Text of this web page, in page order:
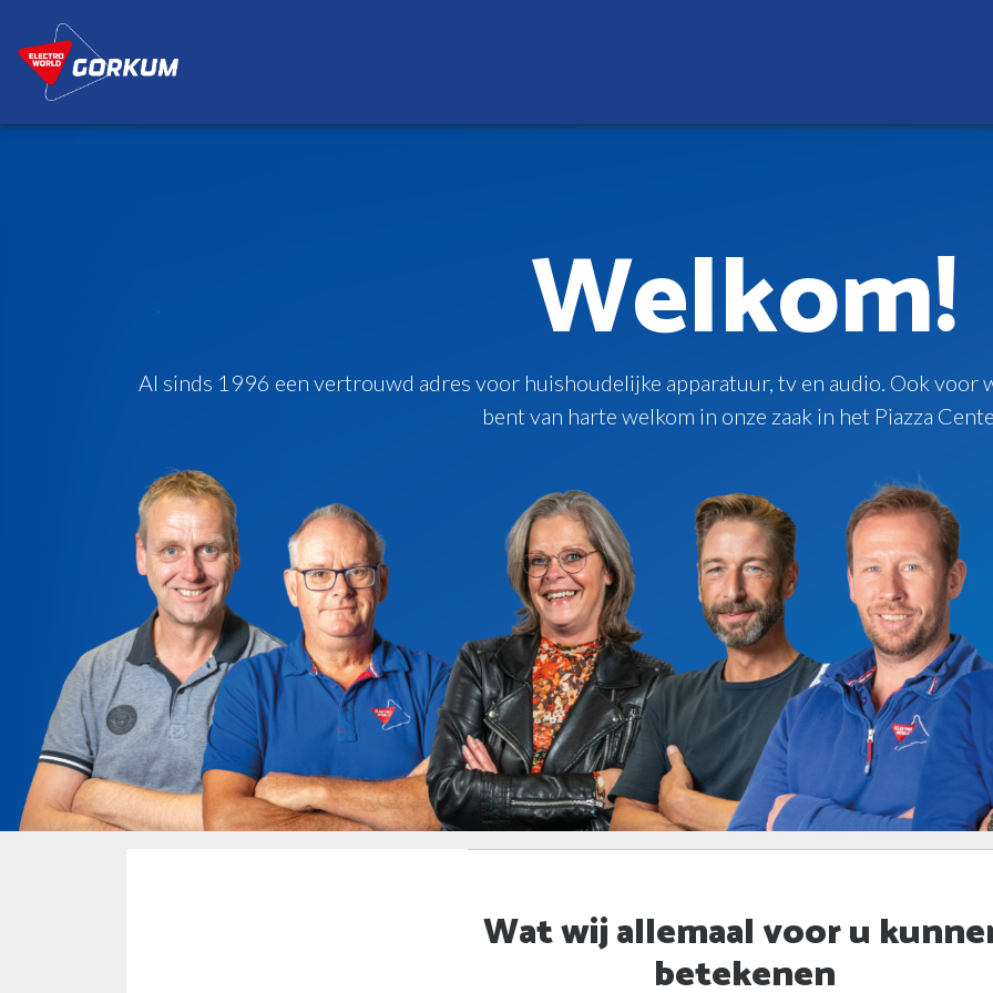
Welkom!
Al sinds 1996 een vertrouwd adres voor huishoudelijke apparatuur, tv en audio. Ook voor
bent van harte welkom in onze zaak in het Piazza
Wat wij allemaal voor u
betekenen